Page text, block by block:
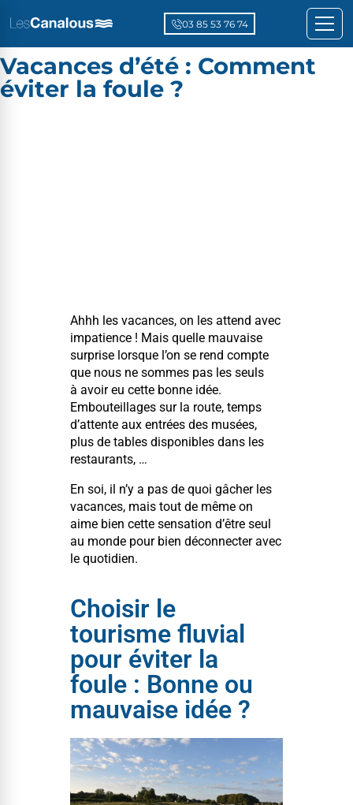
03 85 53 76 74
Vacances d’été : Comment
éviter la foule ?
Ahhh les vacances, on les attend avec
impa­tience ! Mais quelle mau­vaise
sur­prise lorsque l’on se rend compte
que nous ne sommes pas les seuls
à avoir eu cette bonne idée.
Embouteil­lages sur la route, temps
d’attente aux entrées des musées,
plus de tables disponibles dans les
restaurants, …
En soi, il n’y a pas de quoi gâch­er les
vacances, mais tout de même on
aime bien cette sen­sa­tion d’être seul
au monde pour bien décon­necter avec
le quotidien.
Choisir le
tourisme fluvial
pour éviter la
foule : Bonne ou
mauvaise idée ?